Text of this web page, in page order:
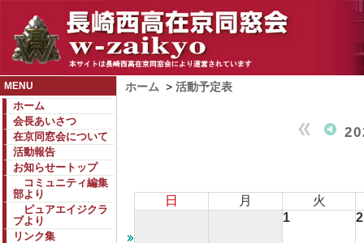
MENU
ホーム
会長あいさつ
在京同窓会について
活動報告
お知らせートップ
コミュニティ編集
部より
ピュアエイジクラ
ブより
リンク集
ホーム > 活動予定表
日 月
火
1
2